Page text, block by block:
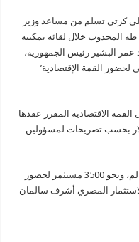
كرتي تسلم من مساعد وزير
المجدوب خلال لقائه بمكتبه
عمر البشير رئيس الجمهورية،
القمة الإقتصادية’
الاقتصادية المقرر عقدها
تصل إلي 13 مليار دولار بحسب تصريحات لمسؤولين
ووجهت مصر الدعوة لنحو 120 دولة حول العالم، ونحو 3500 مستثمر لحضور
المصري أشرف سالمان